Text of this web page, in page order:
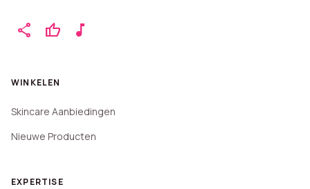
share thumb_up music_note
WINKELEN
Skincare Aanbiedingen
Nieuwe Producten
EXPERTISE